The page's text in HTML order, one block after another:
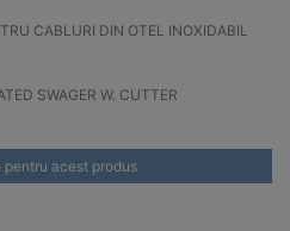
CABLURI DIN OTEL INOXIDABIL
SWAGER W. CUTTER
pentru acest produs